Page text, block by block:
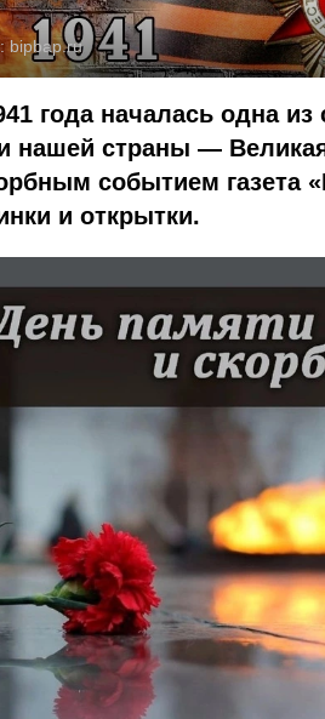
bipbap.ru
года началась одна
нашей страны —
событием газета
и открытки.